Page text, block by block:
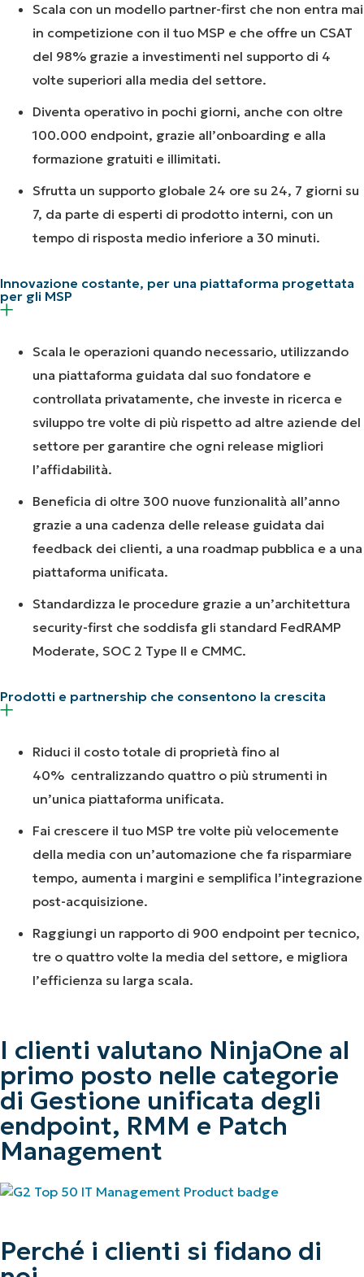
Scala con un modello partner-first che non entra mai
in competizione con il tuo MSP e che offre un CSAT
del 98% grazie a investimenti nel supporto di 4
volte superiori alla media del settore.
Diventa operativo in pochi giorni, anche con oltre
100.000 endpoint, grazie all’onboarding e alla
formazione gratuiti e illimitati.
Sfrutta un supporto globale 24 ore su 24, 7 giorni su
7, da parte di esperti di prodotto interni, con un
tempo di risposta medio inferiore a 30 minuti.
Innovazione costante, per una piattaforma progettata
per gli MSP
Scala le operazioni quando necessario, utilizzando
una piattaforma guidata dal suo fondatore e
controllata privatamente, che investe in ricerca e
sviluppo tre volte di più rispetto ad altre aziende del
settore per garantire che ogni release migliori
l’affidabilità.
Beneficia di oltre 300 nuove funzionalità all’anno
grazie a una cadenza delle release guidata dai
feedback dei clienti, a una roadmap pubblica e a una
piattaforma unificata.
Standardizza le procedure grazie a un’architettura
security-first che soddisfa gli standard FedRAMP
Moderate, SOC 2 Type II e CMMC.
Prodotti e partnership che consentono la crescita
Riduci il costo totale di proprietà fino al
40% centralizzando quattro o più strumenti in
un’unica piattaforma unificata.
Fai crescere il tuo MSP tre volte più velocemente
della media con un’automazione che fa risparmiare
tempo, aumenta i margini e semplifica l’integrazione
post-acquisizione.
Raggiungi un rapporto di 900 endpoint per tecnico,
tre o quattro volte la media del settore, e migliora
l’efficienza su larga scala.
I clienti valutano NinjaOne al
primo posto nelle categorie
di Gestione unificata degli
endpoint, RMM e Patch
Management
Perché i clienti si fidano di